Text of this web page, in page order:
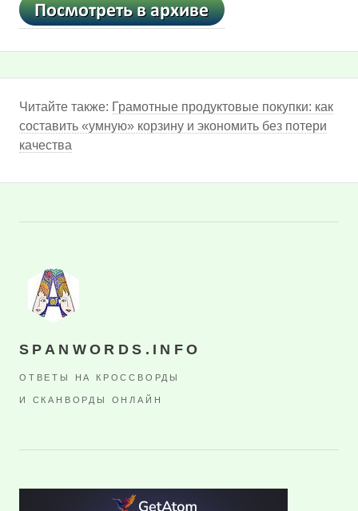
Читайте также: Грамотные продуктовые покупки: как
составить «умную» корзину и экономить без потери
качества
SPANWORDS.INFO
ОТВЕТЫ НА КРОССВОРДЫ
И СКАНВОРДЫ ОНЛАЙН